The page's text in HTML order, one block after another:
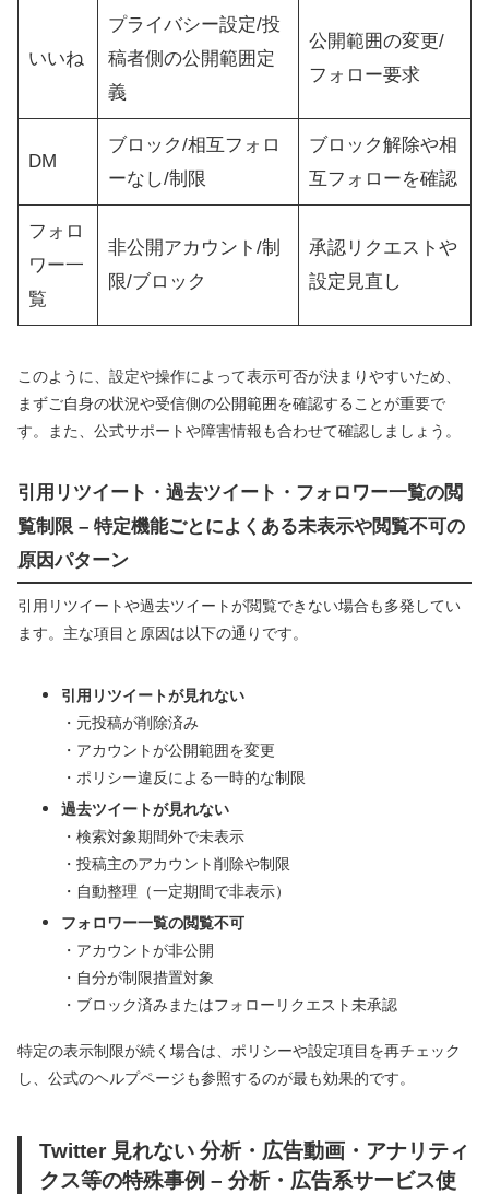
いいね
プライバシー設定/投
稿者側の公開範囲定
義
公開範囲の変更/
フォロー要求
DM
ブロック/相互フォロ
ーなし/制限
ブロック解除や相
互フォローを確認
フォロ
ワー一
覧
非公開アカウント/制
限/ブロック
承認リクエストや
設定見直し
このように、設定や操作によって表示可否が決まりやすいため、
まずご自身の状況や受信側の公開範囲を確認することが重要で
す。また、公式サポートや障害情報も合わせて確認しましょう。
引用リツイート・過去ツイート・フォロワー一覧の閲
覧制限 – 特定機能ごとによくある未表示や閲覧不可の
原因パターン
引用リツイートや過去ツイートが閲覧できない場合も多発してい
ます。主な項目と原因は以下の通りです。
引用リツイートが見れない
・元投稿が削除済み
・アカウントが公開範囲を変更
・ポリシー違反による一時的な制限
過去ツイートが見れない
・検索対象期間外で未表示
・投稿主のアカウント削除や制限
・自動整理（一定期間で非表示）
フォロワー一覧の閲覧不可
・アカウントが非公開
・自分が制限措置対象
・ブロック済みまたはフォローリクエスト未承認
特定の表示制限が続く場合は、ポリシーや設定項目を再チェック
し、公式のヘルプページも参照するのが最も効果的です。
Twitter 見れない 分析・広告動画・アナリティ
クス等の特殊事例 – 分析・広告系サービス使